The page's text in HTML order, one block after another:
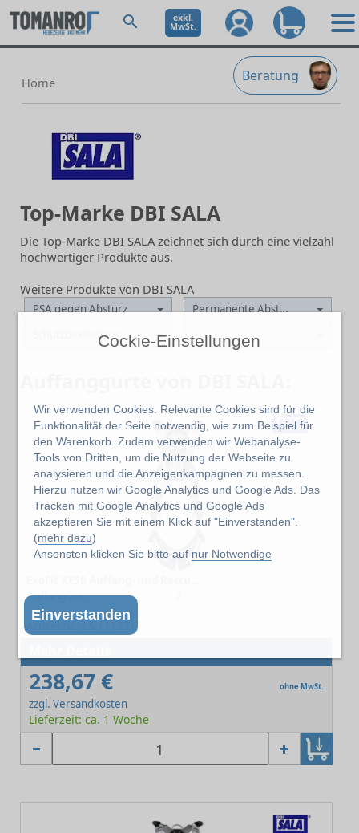
Cockie-Einstellungen
Wir verwenden Cookies. Relevante Cookies sind für die
Funktionalität der Seite notwendig, wie zum Beispiel für
den Warenkorb. Zudem verwenden wir Webanalyse-
Tools von Dritten, um die Nutzung der Webseite zu
analysieren und die Anzeigenkampagnen zu messen.
Hierzu nutzen wir Google Analytics und Google Ads. Das
Tracken mit Google Analytics und Google Ads
akzeptieren Sie mit einem Klick auf "Einverstanden".
(mehr dazu)
Ansonsten klicken Sie bitte auf nur Notwendige
Einverstanden
exkl.
MwSt.
Beratung
Home
Top-Marke DBI SALA
Die Top-Marke DBI SALA zeichnet sich durch eine vielzahl
hochwertiger Produkte aus.
Weitere Produkte von DBI SALA
PSA gegen Absturz
Permanente Absturzsicherung
Schutzbekleidung
Auffangöse:
Artikel-Nr.: CS-1112717
238,67 € ohne MwSt.
zzgl. Versandkosten
Lieferzeit: ca. 1 Woche